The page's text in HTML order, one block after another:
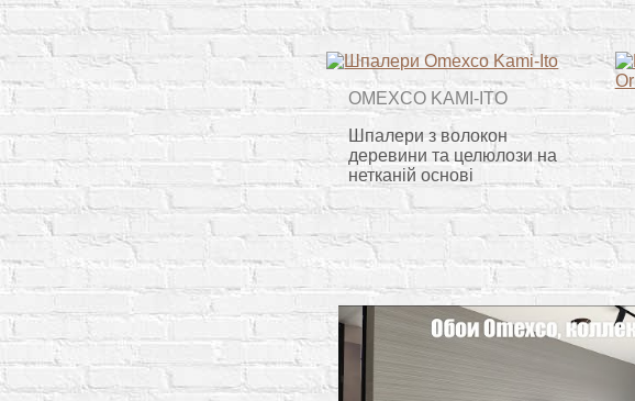
OMEXCO KAMI-ITO
Шпалери з волокон
деревини та целюлози на
нетканій основі